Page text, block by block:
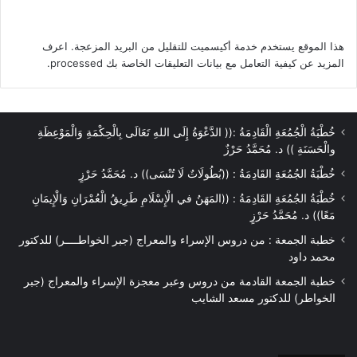
رواه الترمذى بسند صحيح عن معاذ بن
جبل:
« أَلاَ أُخْبِرُكَ بِرَأْسِ الأَمْرِ كُلِّهِ وَعَمُودِهِ وَذِرْوَةِ
سَنَامِهِ ».
قُلْتُ بَلَى يَا رَسُولَ اللَّهِ.
قَالَ « رَأْسُ الأَمْرِ الإِسْلاَمُ وَعَمُودُهُ الصَّلاَةُ
وَذِرْوَةُ سَنَامِهِ الْجِهَادُ ».
ثُمَّ قَالَ
« أَلاَ أُخْبِرُكَ بِمَلاَكِ ذَلِكَ كُلِّهِ ».
قُلْتُ بَلَى يَا نَبِىَّ اللَّهِ قَالَ فَأَخَذَ بِلِسَانِهِ قَالَ «
كُفَّ عَلَيْكَ هَذَا ».
فَقُلْتُ يَا نَبِىَّ اللَّهِ وَإِنَّا لَمُؤَاخَذُونَ بِمَا نَتَكَلَّمُ
هذا الموقع يستخدم خدمة أكيسميت للتقليل من البريد المزعجة. اعرف
المزيد عن كيفية التعامل مع بيانات التعليقات الخاصة بك processed
.
خُطْبَةُ الْجُمُعَةِ الْقَادِمَةُ :(( الدَّعْوَةُ إِلَى اللهِ تَعَالَى بِالْحِكْمَةِ وَالْمَوْعِظَةِ
والْحَسَنَةِ )) د. مُحَمَّدُ حَرْزٌ
خُطْبَةُ الجُمُعَةِ القَادِمَةُ : ((بُطُولَاتٌ لَا تُنْسَى)) د. مُحَمَّدُ حَرْزٍ
خُطْبَةُ الجُمُعَةِ القَادِمَةُ : ((المَهَنُ في الْإِسْلَامِ طَرِيقُ الْعُمْرَانِ وَالْإِيمَانِ
مَعًا)) د. مُحَمَّدُ حَرْزٍ
خطبة الجمعة : من دروس الإسراء والمعراج (جبر الخواطــــر) للدكتور
محمد داود
خطبة الجمعة القادمة من دروس وعبر معجزة الإسراء والمعراج (جبر
الخواطر) للدكتور مسعد الشايب